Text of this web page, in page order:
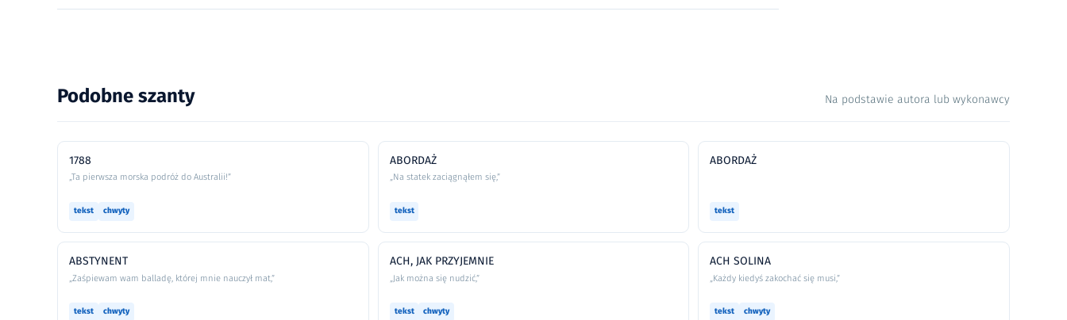
Podobne szanty Na podstawie autora lub wykonawcy
1788
„Ta pierwsza morska podróż do Australii!”
tekst chwyty
ABORDAŻ
„Na statek zaciągnąłem się,”
tekst
ABORDAŻ
tekst
ABSTYNENT
„Zaśpiewam wam balladę, której mnie nauczył mat,”
tekst chwyty
ACH, JAK PRZYJEMNIE
„Jak można się nudzić,”
tekst chwyty
ACH SOLINA
„Każdy kiedyś zakochać się musi,”
tekst chwyty